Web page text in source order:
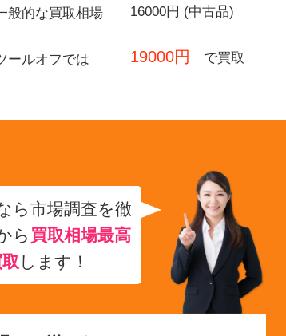
般的な買取相場 16000円 (中古品)
ールオフでは 19000円 で買取
ら市場調査を徹
ら 買取相場最高
します！